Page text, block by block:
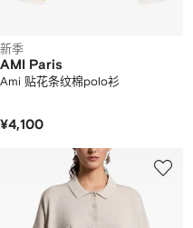
新季
AMI Paris
Ami 贴花条纹棉polo衫
¥4,100